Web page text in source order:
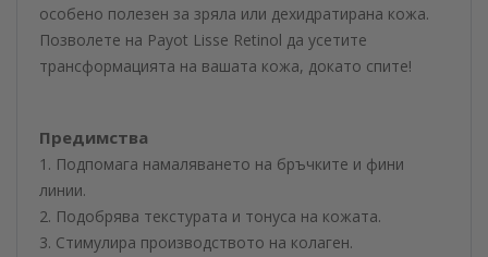
особено полезен за зряла или дехидратирана кожа.
Позволете на Payot Lisse Retinol да усетите
трансформацията на вашата кожа, докато спите!
Предимства
1. Подпомага намаляването на бръчките и фини
линии.
2. Подобрява текстурата и тонуса на кожата.
3. Стимулира производството на колаген.